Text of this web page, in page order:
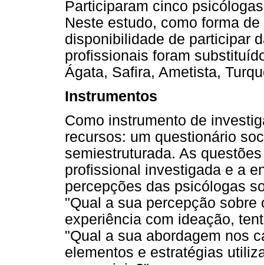
Participaram cinco
Neste estudo, como forma
disponibilidade de participar
profissionais foram
Ágata, Safira, Ametista,
Instrumentos
Como instrumento de
recursos: um questionário
semiestruturada. As
profissional investigada e a
percepções das psicólogas
"Qual a sua percepção
experiência com ideação,
"Qual a sua abordagem nos
elementos e estratégias